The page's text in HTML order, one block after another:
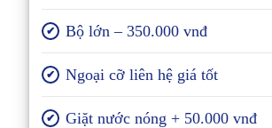
✔ Bộ lớn – 350.000 vnđ
✔ Ngoại cỡ liên hệ giá tốt
✔ Giặt nước nóng + 50.000 vnđ